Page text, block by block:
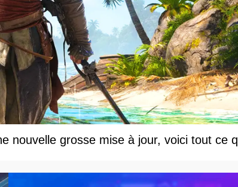
nouvelle grosse mise à jour, voici tout ce